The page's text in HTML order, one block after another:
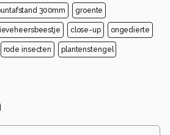
300mm groente
close-up ongedierte
rode insecten plantenstengel